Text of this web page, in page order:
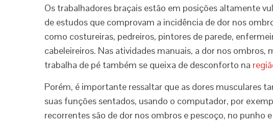
Os trabalhadores braçais estão em posições altamente
de estudos que comprovam a incidência de dor nos
como costureiras, pedreiros, pintores de parede,
cabeleireiros. Nas atividades manuais, a dor nos ombros,
trabalha de pé também se queixa de desconforto na
Porém, é importante ressaltar que as dores musculares
suas funções sentados, usando o computador, por
recorrentes são de dor nos ombros e pescoço, no punho